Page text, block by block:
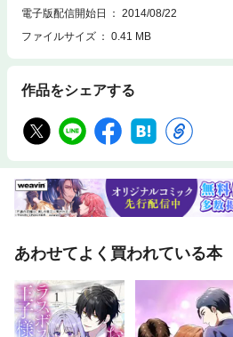
電子版配信開始日
2014/08/22
ファイルサイズ
0.41 MB
作品をシェアする
あわせてよく買われている本